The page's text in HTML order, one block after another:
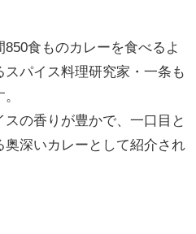
食ものカレーを食べるよ
スパイス料理研究家・一条も
の香りが豊かで、一口目と
深いカレーとして紹介され